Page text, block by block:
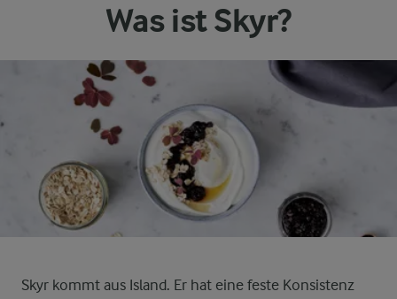
Was ist Skyr?
Skyr kommt aus Island. Er hat eine feste Konsistenz